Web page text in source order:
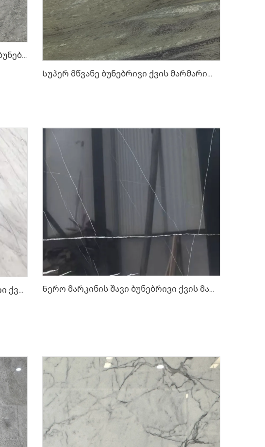
Მეზოვე ნაცრისფერი ნაცრისფერი ბუნებრივი ქვა ლაქ-ლაქიანი ტექსტურით და ვერცხლისფერ-ნაცრისფერი წერტილებით
Სუპერ მწვანე ბუნებრივი ქვის მარმარილო
Ბიანკო კარარა თეთრი ნატურალური ქვის მარმარილო მსუბუქი ნაცრისფერი შეფერილობით Ნერო მარკინის შავი ბუნებრივი ქვის მარმარილო თეთრი ნაკრების შეფერილობის ტექსტურით